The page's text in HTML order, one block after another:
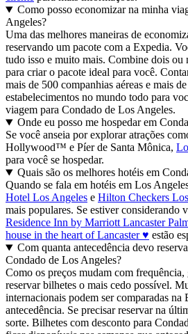
Como posso economizar na minha
Angeles?
Uma das melhores maneiras de
reservando um pacote com a Expedia.
tudo isso e muito mais. Combine dois ou
para criar o pacote ideal para você.
mais de 500 companhias aéreas e mais
estabelecimentos no mundo todo para
viagem para Condado de Los Angeles.
Onde eu posso me hospedar em
Se você anseia por explorar atrações
Hollywood™ e Píer de Santa Mônica,
para você se hospedar.
Quais são os melhores hotéis em
Quando se fala em hotéis em Los
Hotel Los Angeles e Hilton Checkers
mais populares. Se estiver considerando
Residence Inn by Marriott Lancaster
house in the heart of Lancaster ♥ estão
Com quanta antecedência devo
Condado de Los Angeles?
Como os preços mudam com frequência,
reservar bilhetes o mais cedo possível.
internacionais podem ser comparadas na
antecedência. Se precisar reservar na
sorte. Bilhetes com desconto para